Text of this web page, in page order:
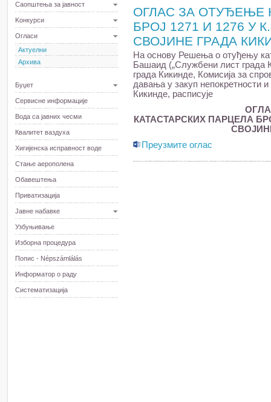
Саопштења за јавност
Kонкурси
Огласи
Актуелни
Архива
Буџет
Сервисне информације
Вода са јавних чесми
Квалитет ваздуха
Хигијенска исправност воде
Стање аерополена
Обавештења
Приватизација
Јавне набавке
Узбуњивање
Изборна процедура
Попис - Népszámlálás
Информатор о раду
Систематизација
ОГЛАС ЗА ОТУЂЕЊЕ
БРОЈ 1271 И 1276 У
СВОЈИНЕ ГРАДА
На основу Решења о отуђењу
Башаид („Службени лист града
града Кикинде, Комисија за
давања у закуп непокретности и
Кикинде, расписује
КАТАСТАРСКИХ ПАРЦЕЛА
Преузмите оглас